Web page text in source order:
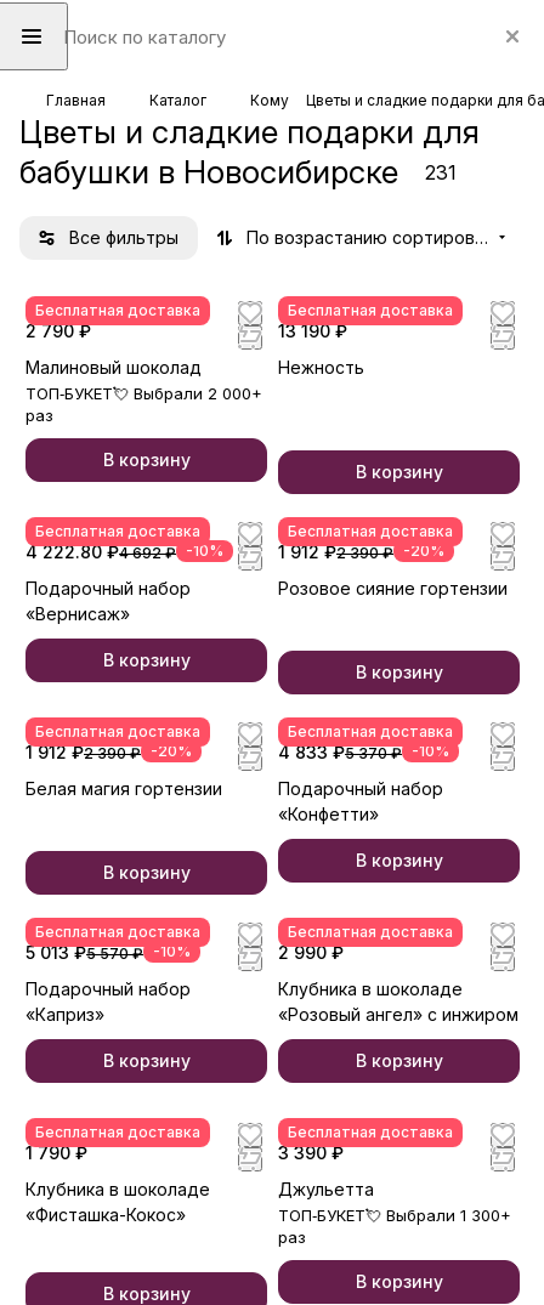
Главная Каталог Кому Цветы и сладкие подарки для
Цветы и сладкие подарки для
бабушки в Новосибирске
231
Все фильтры По возрастанию сортировки
Бесплатная доставка
2 790 ₽
Малиновый шоколад
ТОП‑БУКЕТ💘 Выбрали 2 000+
раз
В корзину
Бесплатная доставка
13 190 ₽
Нежность
В корзину
Бесплатная доставка
4 222.80 ₽4 692 ₽ -10%
Подарочный набор
«Вернисаж»
В корзину
Бесплатная доставка
1 912 ₽2 390 ₽ -20%
Розовое сияние гортензии
В корзину
Бесплатная доставка
1 912 ₽2 390 ₽ -20%
Белая магия гортензии
В корзину
Бесплатная доставка
4 833 ₽5 370 ₽ -10%
Подарочный набор
«Конфетти»
В корзину
Бесплатная доставка
5 013 ₽5 570 ₽ -10%
Подарочный набор
«Каприз»
В корзину
Бесплатная доставка
2 990 ₽
Клубника в шоколаде
«Розовый ангел» с инжиром
В корзину
Бесплатная доставка
1 790 ₽
Клубника в шоколаде
«Фисташка-Кокос»
В корзину
Бесплатная доставка
3 390 ₽
Джульетта
ТОП‑БУКЕТ💘 Выбрали 1 300+
раз
В корзину